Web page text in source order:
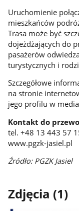
Uruchomienie
mieszkańców
Trasa może być
dojeżdżających do
pasażerów
turystycznych i
Szczegółowe
na stronie
jego profilu w
Kontakt do
tel. +48 13 443 57
www.pgzk-jasiel.pl
Źródło: PGZK Jasiel
Zdjęcia (1)